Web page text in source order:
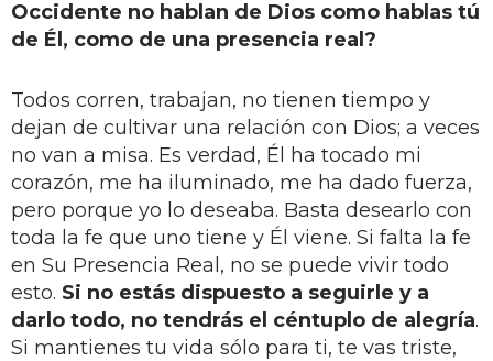
Occidente no hablan de Dios como hablas tú
de Él, como de una presencia real?
Todos corren, trabajan, no tienen tiempo y
dejan de cultivar una relación con Dios; a veces
no van a misa. Es verdad, Él ha tocado mi
corazón, me ha iluminado, me ha dado fuerza,
pero porque yo lo deseaba. Basta desearlo con
toda la fe que uno tiene y Él viene. Si falta la fe
en Su Presencia Real, no se puede vivir todo
esto. Si no estás dispuesto a seguirle y a
darlo todo, no tendrás el céntuplo de alegría.
Si mantienes tu vida sólo para ti, te vas triste,